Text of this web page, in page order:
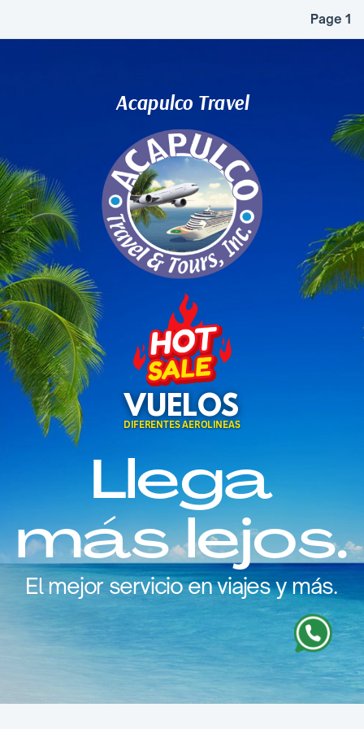
Page 1
Acapulco Travel
Llega
más lejos.
El mejor servicio en viajes y más.
VUELOS
DIFERENTES AEROLINEAS